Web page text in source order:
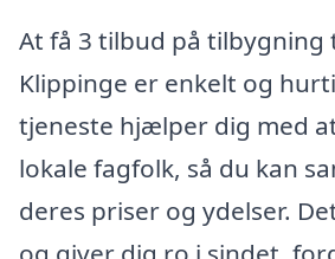
At få 3 tilbud på tilbygning
Klippinge er enkelt og
tjeneste hjælper dig med
lokale fagfolk, så du kan
deres priser og ydelser.